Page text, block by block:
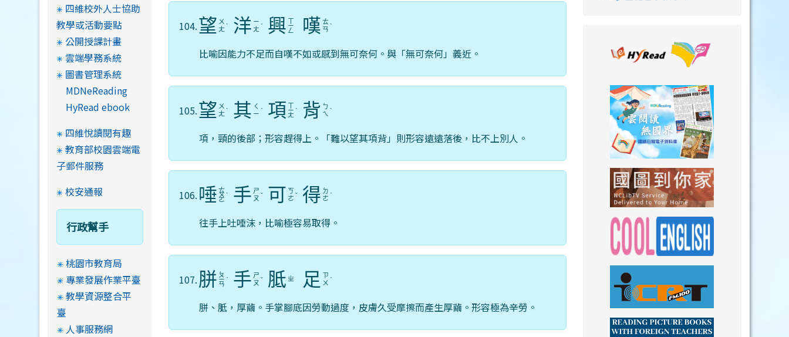
104.望 ㄨ
ㄤ ˋ 洋 ㄧ
ㄤ ˊ 興 ㄒ
ㄧ
ㄥ 嘆 ㄊ
ㄢ ˋ
比喻因能力不足而自嘆不如或感到無可奈何。與「無可奈何」義近。
105.望 ㄨ
ㄤ ˋ 其 ㄑ
ㄧ ˊ 項 ㄒ
ㄧ
ㄤ
ˋ 背 ㄅ
ㄟ ˋ
項，頸的後部；形容趕得上。「難以望其項背」則形容遠遠落後，比不上別人。
106. 唾 ㄊ
ㄨ
ㄛ
ˋ 手 ㄕ
ㄡ ˇ 可 ㄎ
ㄜ ˇ 得 ㄉ
ㄜ ˊ
往手上吐唾沫，比喻極容易取得。
107. 胼 ㄆ
ㄧ
ㄢ
ˊ 手 ㄕ
ㄡ ˇ 胝 ㄓ 足 ㄗ
ㄨ ˊ
胼、胝，厚繭。手掌腳底因勞動過度，皮膚久受摩擦而產生厚繭。形容極為辛勞。
四維校外人士協助
教學或活動要點
公開授課計畫
雲端學務系統
圖書管理系統
MDNeReading
HyRead ebook
四維悅讀閱有趣
教育部校園雲端電
子郵件服務
校安通報
行政幫手
桃園市教育局
專業發展作業平臺
教學資源整合平
臺
人事服務網
link to https://
link to https://
link to http://www.icrt.com.tw/